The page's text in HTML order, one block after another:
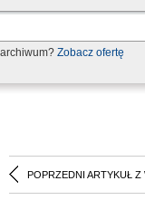
Zobacz ofertę
POPRZEDNI ARTYKUŁ Z